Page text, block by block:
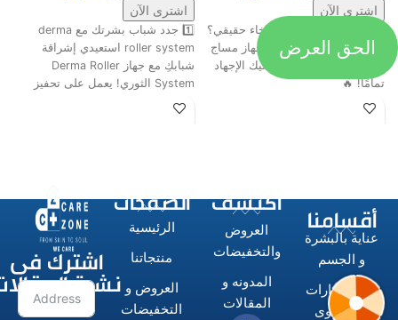
اشترى الآن
جاهز تحول التعب لاسترخاء حقيقي؟
😍💆‍♂️ وأخيرًا، وصل أقوى جهاز مساج
رباعي الرؤوس اللي هينسيك الإجهاد
تمامًا! 🔥
اشترى الآن
1️⃣ جدد شباب بشرتك مع derma
roller system استعيدي إشراقة
شبابكِ مع جهاز Derma Roller
System الثوري! يعمل على تحفيز
أقسامنا
عناية بالبشرة
و الجسم
الاستشوارات
و المكاوى
اكتشف
العروض
والتخفيضات
المدونه و
المقالات
الصفحات
الرئيسية
منتجاتنا
العروض و
التخفيضات
الحق العرض
اشترك فى
نشرة